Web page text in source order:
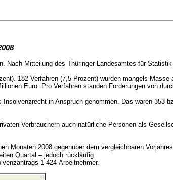
Nach Mitteilung des Thüringer Landesamtes für
182 Verfahren (7,5 Prozent) wurden mangels
Euro. Pro Verfahren standen Forderungen von
in Anspruch genommen. Das waren
Verbrauchern auch natürliche Personen als
Monaten 2008 gegenüber dem vergleichbaren
Quartal – jedoch rückläufig.
1 424 Arbeitnehmer.